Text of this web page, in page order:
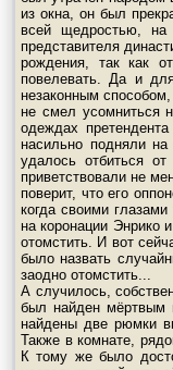
из окна, он был
всей щедростью,
представителя
рождения, так как
повелевать. Да и
незаконным
не смел усомниться
одеждах
насильно подняли
удалось отбиться
приветствовали не
поверит, что его
когда своими
на коронации Энрико
отомстить. И вот
было назвать
заодно отомстить...
А случилось,
был найден мёртвым
найдены две рюмки
Также в комнате,
К тому же было